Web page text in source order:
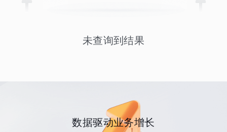
未查询到结果
数据驱动业务增长